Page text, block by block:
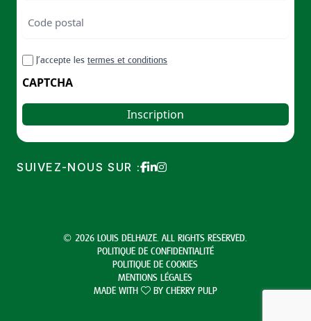
postal
postal
RGPDJ’accepte les termes et conditions
CAPTCHA
SUIVEZ-NOUS SUR :
© 2026 LOUIS DELHAIZE. ALL RIGHTS RESERVED.
POLITIQUE DE CONFIDENTIALITÉ
POLITIQUE DE COOKIES
MENTIONS LÉGALES
MADE WITH
BY CHERRY PULP